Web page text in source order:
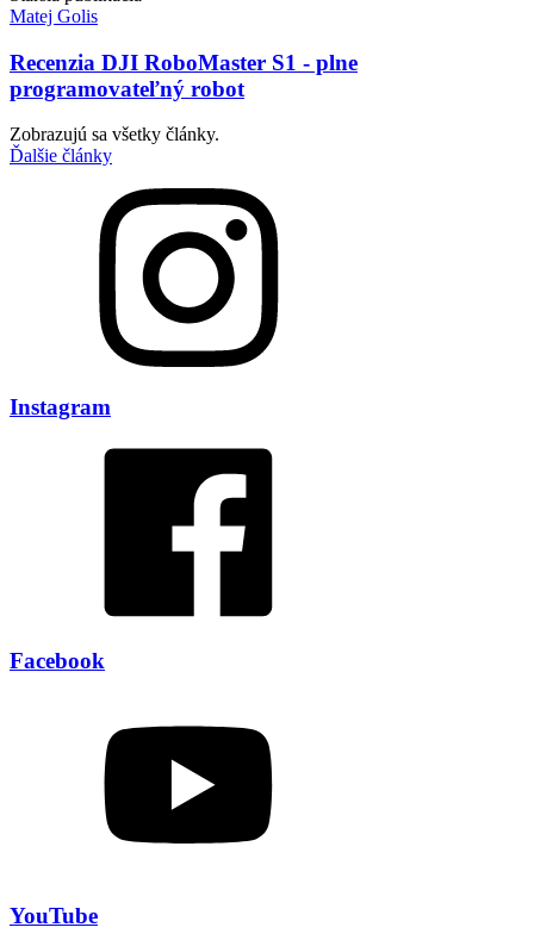
Matej Golis
Recenzia DJI RoboMaster S1 - plne
programovateľný robot
Zobrazujú sa všetky články.
Ďalšie články
Instagram
Facebook
YouTube